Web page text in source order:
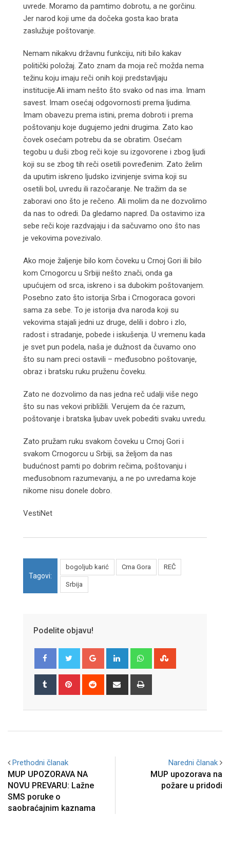
uvrede. Moramo da pamtimo dobrotu, a ne gorčinu.
Jer narod koji ume da dočeka gosta kao brata
zaslužuje poštovanje.
Nemam nikakvu državnu funkciju, niti bilo kakav
politički položaj. Zato znam da moja reč možda nema
težinu koju imaju reči onih koji predstavljaju
institucije.Ali imam nešto što svako od nas ima. Imam
savest. Imam osećaj odgovornosti prema ljudima.
Imam obavezu prema istini, prema dobroti i prema
poštovanju koje dugujemo jedni drugima. Zato kao
čovek osećam potrebu da se obratim. Osećam
tegobu u duši zbog reči koje su izgovorene i zbog ljudi
koji su se zbog tih reči osetili povređenim. Zato želim
da uputim iskreno ljudsko izvinjenje svima koji su
osetili bol, uvredu ili razočaranje. Ne tražim da se
zaboravi ono što je rečeno. Ali molim da ne dozvolimo
da nas to odredi. Da gledamo napred. Da ostavimo iza
sebe reči koje razdvajaju i da sačuvamo ono što nas
je vekovima povezivalo.
Ako moje žaljenje bilo kom čoveku u Crnoj Gori ili bilo
kom Crnogorcu u Srbiji nešto znači, onda ga
upućujem od srca, iskreno i sa dubokim poštovanjem.
Posebno zato što istorija Srba i Crnogoraca govori
sama za sebe. To je istorija dva naroda koji su
vekovima stajali jedni uz druge, delili i dobro i zlo,
radost i stradanje, pobede i iskušenja. U vremenu kada
je svet pun podela, naša je dužnost da čuvamo ono
što su nam preci ostavili – međusobno poštovanje,
obraz i bratsku ruku pruženu čoveku.
Zato ne dozvolimo da nas jedna reč udalji više nego
što su nas vekovi približili. Verujem da će razum,
poštovanje i bratska ljubav uvek pobediti svaku uvredu.
Zato pružam ruku svakom čoveku u Crnoj Gori i
svakom Crnogorcu u Srbiji, sa željom da nas
budućnost pamti po dobrim rečima, poštovanju i
međusobnom razumevanju, a ne po uvredama koje
nikome nisu donele dobro.
VestiNet
Tagovi:
bogoljub karić Crna Gora REČ
Srbija
Podelite objavu!
Google+ LinkedIn Whatsapp
Tumblr Pinterest Reddit
Share
Prethodni članak
MUP UPOZORAVA NA
NOVU PREVARU: Lažne
SMS poruke o
saobraćajnim kaznama
Naredni članak
MUP upozorava na
požare u pridodi